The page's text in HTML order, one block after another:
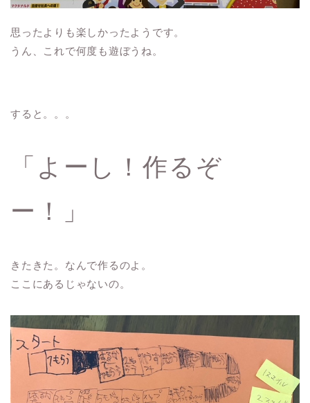
思ったよりも楽しかったようです。
うん、これで何度も遊ぼうね。
すると。。。
「よーし！作るぞ
ー！」
きたきた。なんで作るのよ。
ここにあるじゃないの。